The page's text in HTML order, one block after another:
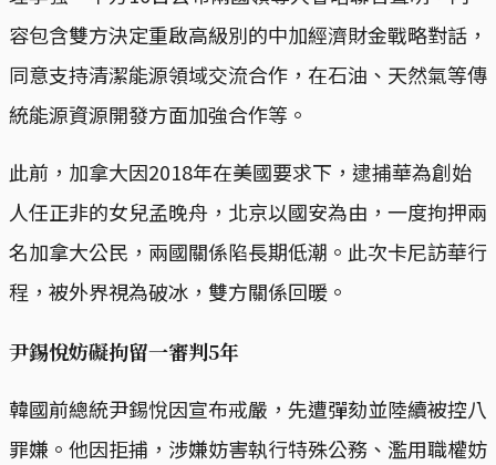
容包含雙方決定重啟高級別的中加經濟財金戰略對話，
同意支持清潔能源領域交流合作，在石油、天然氣等傳
統能源資源開發方面加強合作等。
此前，加拿大因2018年在美國要求下，逮捕華為創始
人任正非的女兒孟晚舟，北京以國安為由，一度拘押兩
名加拿大公民，兩國關係陷長期低潮。此次卡尼訪華行
程，被外界視為破冰，雙方關係回暖。
尹錫悅妨礙拘留一審判5年
韓國前總統尹錫悅因宣布戒嚴，先遭彈劾並陸續被控八
罪嫌。他因拒捕，涉嫌妨害執行特殊公務、濫用職權妨